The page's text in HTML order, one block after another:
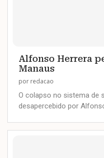
Alfonso Herrera
Manaus
por redacao
O colapso no sistema de
desapercebido por